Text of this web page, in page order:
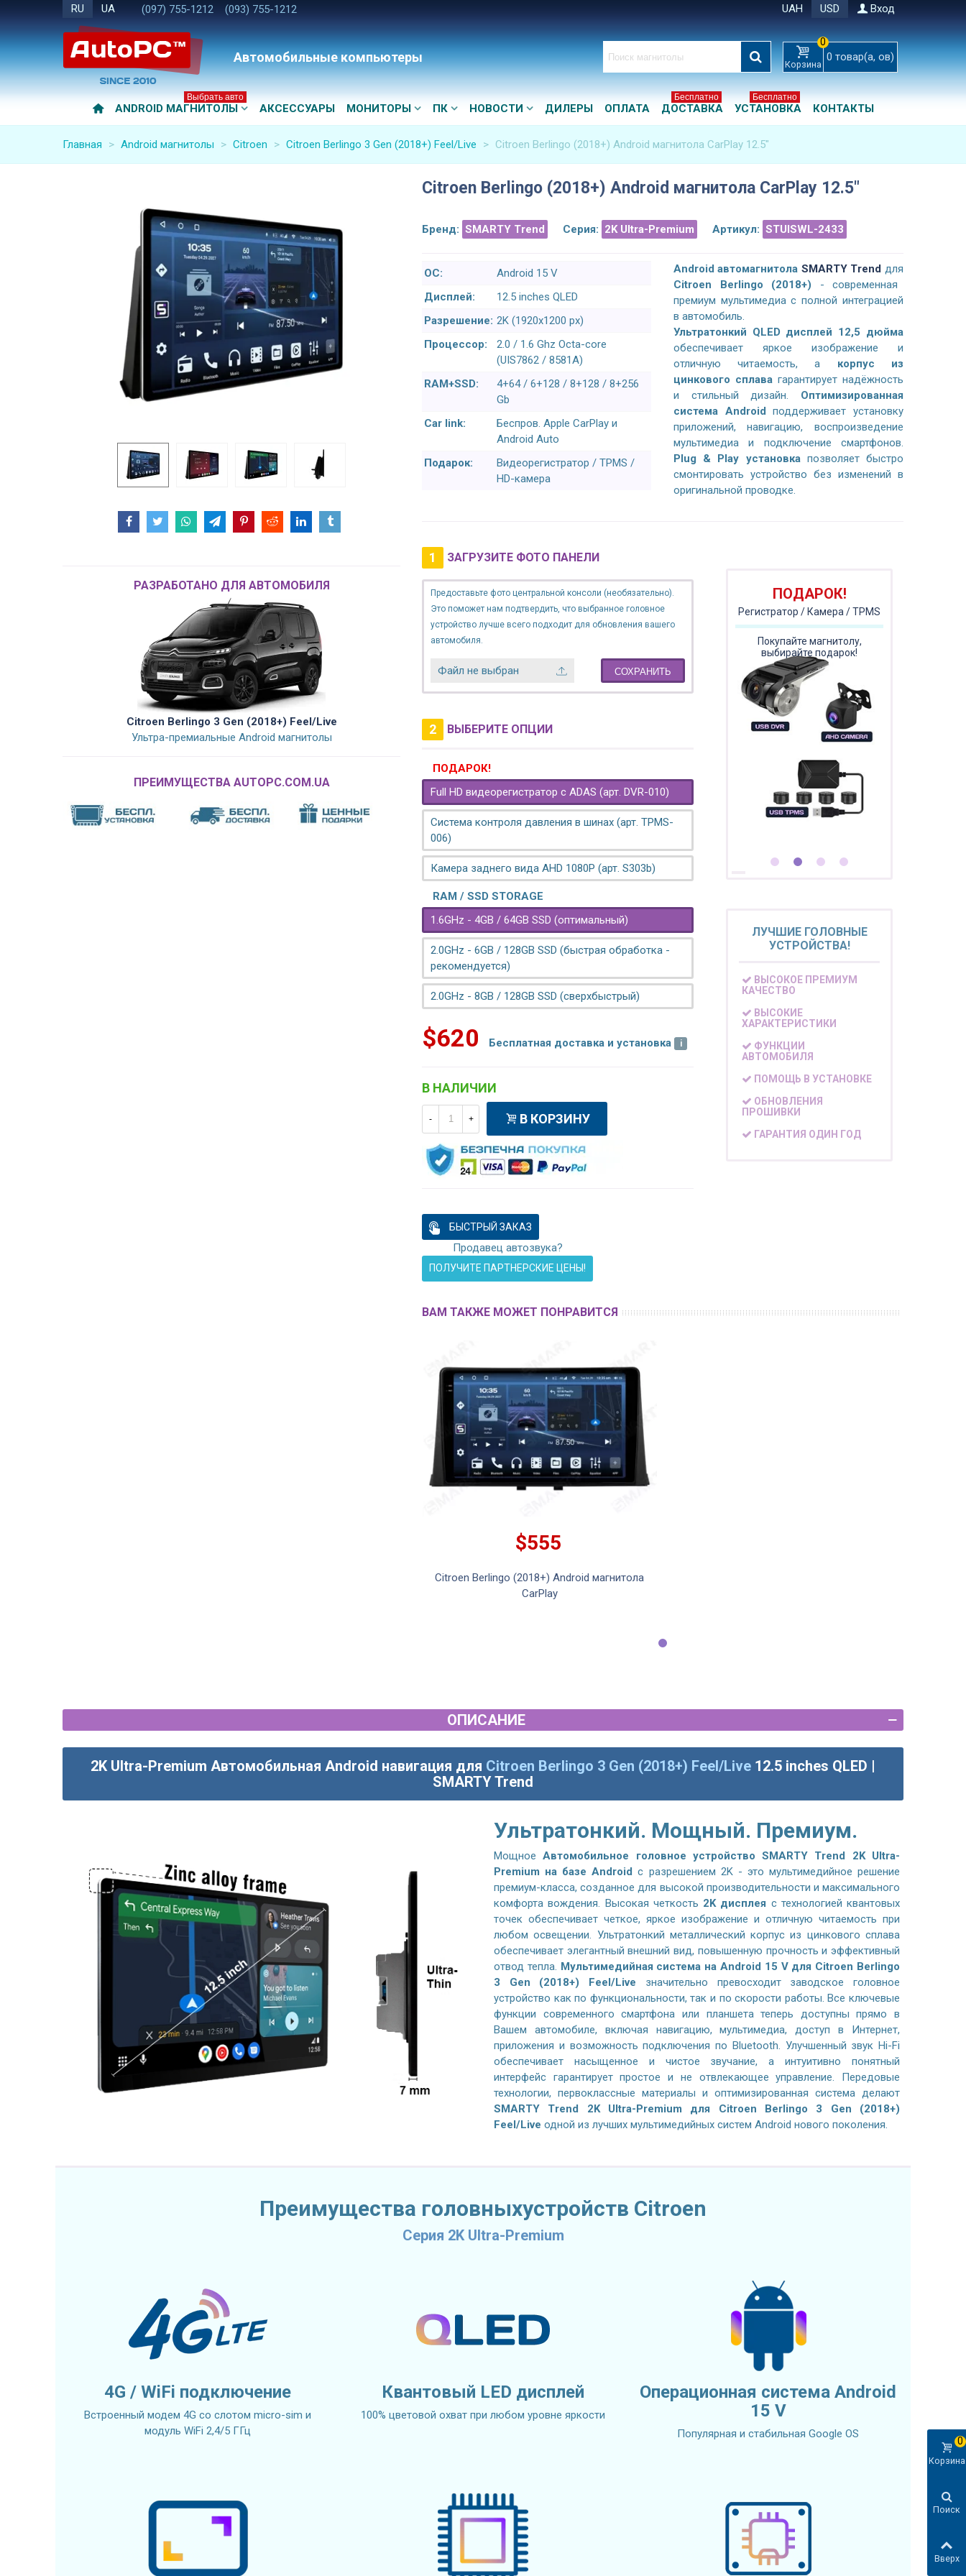
RU UA (097) 755-1212 (093) 755-1212 UAH USD Вход
Автомобильные компьютеры Корзина
0
0 товар(а, ов)
ANDROID МАГНИТОЛЫ
Выбрать авто
АКСЕССУАРЫ МОНИТОРЫ ПК НОВОСТИ ДИЛЕРЫ ОПЛАТА ДОСТАВКА
Бесплатно
УСТАНОВКА
Бесплатно
КОНТАКТЫ
Главная > Android магнитолы > Citroen > Citroen Berlingo 3 Gen (2018+) Feel/Live > Citroen Berlingo (2018+) Android магнитола CarPlay 12.5"
РАЗРАБОТАНО ДЛЯ АВТОМОБИЛЯ
Citroen Berlingo 3 Gen (2018+) Feel/Live
Ультра-премиальные Android магнитолы
ПРЕИМУЩЕСТВА AUTOPC.COM.UA
Citroen Berlingo (2018+) Android магнитола CarPlay 12.5"
Бренд: SMARTY Trend Серия: 2K Ultra-Premium Артикул: STUISWL-2433
ОС:
Android 15 V
Дисплей:
12.5 inches QLED
Разрешение: 2K (1920x1200 px)
Процессор:
2.0 / 1.6 Ghz Octa-core
(UIS7862 / 8581A)
RAM+SSD:
4+64 / 6+128 / 8+128 / 8+256
Gb
Car link:
Беспров. Apple CarPlay и
Android Auto
Подарок:
Видеорегистратор / TPMS /
HD-камера
Android автомагнитола SMARTY Trend для
Citroen Berlingo (2018+) - современная
премиум мультимедиа с полной интеграцией
в автомобиль.
Ультратонкий QLED дисплей 12,5 дюйма
обеспечивает яркое изображение и
отличную читаемость, а корпус из
цинкового сплавагарантирует надёжность
и стильный дизайн. Оптимизированная
система Android поддерживает установку
приложений, навигацию, воспроизведение
мультимедиа и подключение смартфонов.
Plug & Play установкапозволяет быстро
смонтировать устройство без изменений в
оригинальной проводке.
1 ЗАГРУЗИТЕ ФОТО ПАНЕЛИ
Предоставьте фото центральной консоли (необязательно).
Это поможет нам подтвердить, что выбранное головное
устройство лучше всего подходит для обновления вашего
автомобиля.
Файл не выбран СОХРАНИТЬ
2 ВЫБЕРИТЕ ОПЦИИ
ПОДАРОК!
Full HD видеорегистратор с ADAS (арт. DVR-010)
Система контроля давления в шинах (арт. TPMS-
006)
Камера заднего вида AHD 1080P (арт. S303b)
RAM / SSD STORAGE
1.6GHz - 4GB / 64GB SSD (оптимальный)
2.0GHz - 6GB / 128GB SSD (быстрая обработка -
рекомендуется)
2.0GHz - 8GB / 128GB SSD (сверхбыстрый)
$620 Бесплатная доставка и установка
В НАЛИЧИИ
- + В КОРЗИНУ
БЫСТРЫЙ ЗАКАЗ
Продавец автозвука?
ПОЛУЧИТЕ ПАРТНЕРСКИЕ ЦЕНЫ!
ПОДАРОК!
Регистратор / Камера / TPMS
Покупайте магнитолу,
выбирайте подарок!
ЛУЧШИЕ ГОЛОВНЫЕ
УСТРОЙСТВА!
ВЫСОКОЕ ПРЕМИУМ
КАЧЕСТВО
ВЫСОКИЕ
ХАРАКТЕРИСТИКИ
ФУНКЦИИ
АВТОМОБИЛЯ
ПОМОЩЬ В УСТАНОВКЕ
ОБНОВЛЕНИЯ
ПРОШИВКИ
ГАРАНТИЯ ОДИН ГОД
ВАМ ТАКЖЕ МОЖЕТ ПОНРАВИТСЯ
$555
Citroen Berlingo (2018+) Android магнитола
CarPlay
ОПИСАНИЕ
2K Ultra-Premium Автомобильная Android навигация для Citroen Berlingo 3 Gen (2018+) Feel/Live 12.5 inches QLED |
SMARTY Trend
Ультратонкий. Мощный. Премиум.
МощноеАвтомобильное головное устройство SMARTY Trend 2K Ultra-
Premium на базе Android с разрешением 2K - это мультимедийное решение
премиум-класса, созданное для высокой производительности и максимального
комфорта вождения. Высокая четкость 2K дисплея с технологией квантовых
точек обеспечивает четкое, яркое изображение и отличную читаемость при
любом освещении. Ультратонкий металлический корпус из цинкового сплава
обеспечивает элегантный внешний вид, повышенную прочность и эффективный
отвод тепла. Мультимедийная система наAndroid 15 V для Citroen Berlingo
3 Gen (2018+) Feel/Live значительно превосходит заводское головное
устройство как по функциональности, так и по скорости работы. Все ключевые
функции современного смартфона или планшета теперь доступны прямо в
Вашем автомобиле, включая навигацию, мультимедиа, доступ в Интернет,
приложения и возможность подключения по Bluetooth. Улучшенный звук Hi-Fi
обеспечивает насыщенное и чистое звучание, а интуитивно понятный
интерфейс гарантирует простое и не отвлекающее управление. Передовые
технологии, первоклассные материалы и оптимизированная система делают
SMARTY Trend 2K Ultra-Premium для Citroen Berlingo 3 Gen (2018+)
Feel/Live одной из лучших мультимедийных систем Android нового поколения.
Преимущества головныхустройств Citroen
Серия 2K Ultra-Premium
4G / WiFi подключение
Встроенный модем 4G со слотом micro-sim и
модуль WiFi 2,4/5 ГГц
Квантовый LED дисплей
100% цветовой охват при любом уровне яркости
Операционная система Android
15 V
Популярная и стабильная Google OS
Корзина
0
Поиск
Вверх